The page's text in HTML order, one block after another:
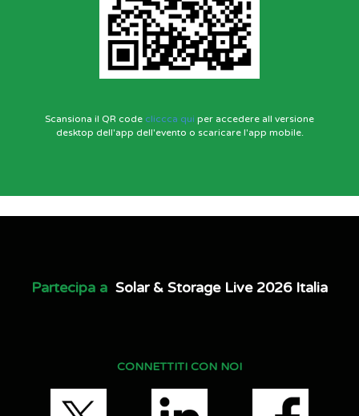
Scansiona il QR code cliccca qui per accedere all versione
desktop dell'app dell'evento o scaricare l'app mobile.
Partecipa a Solar & Storage Live 2026 Italia
CONNETTITI CON NOI